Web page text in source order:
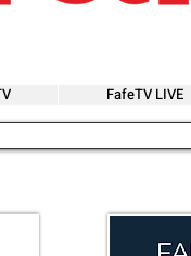
FafeTV LIVE